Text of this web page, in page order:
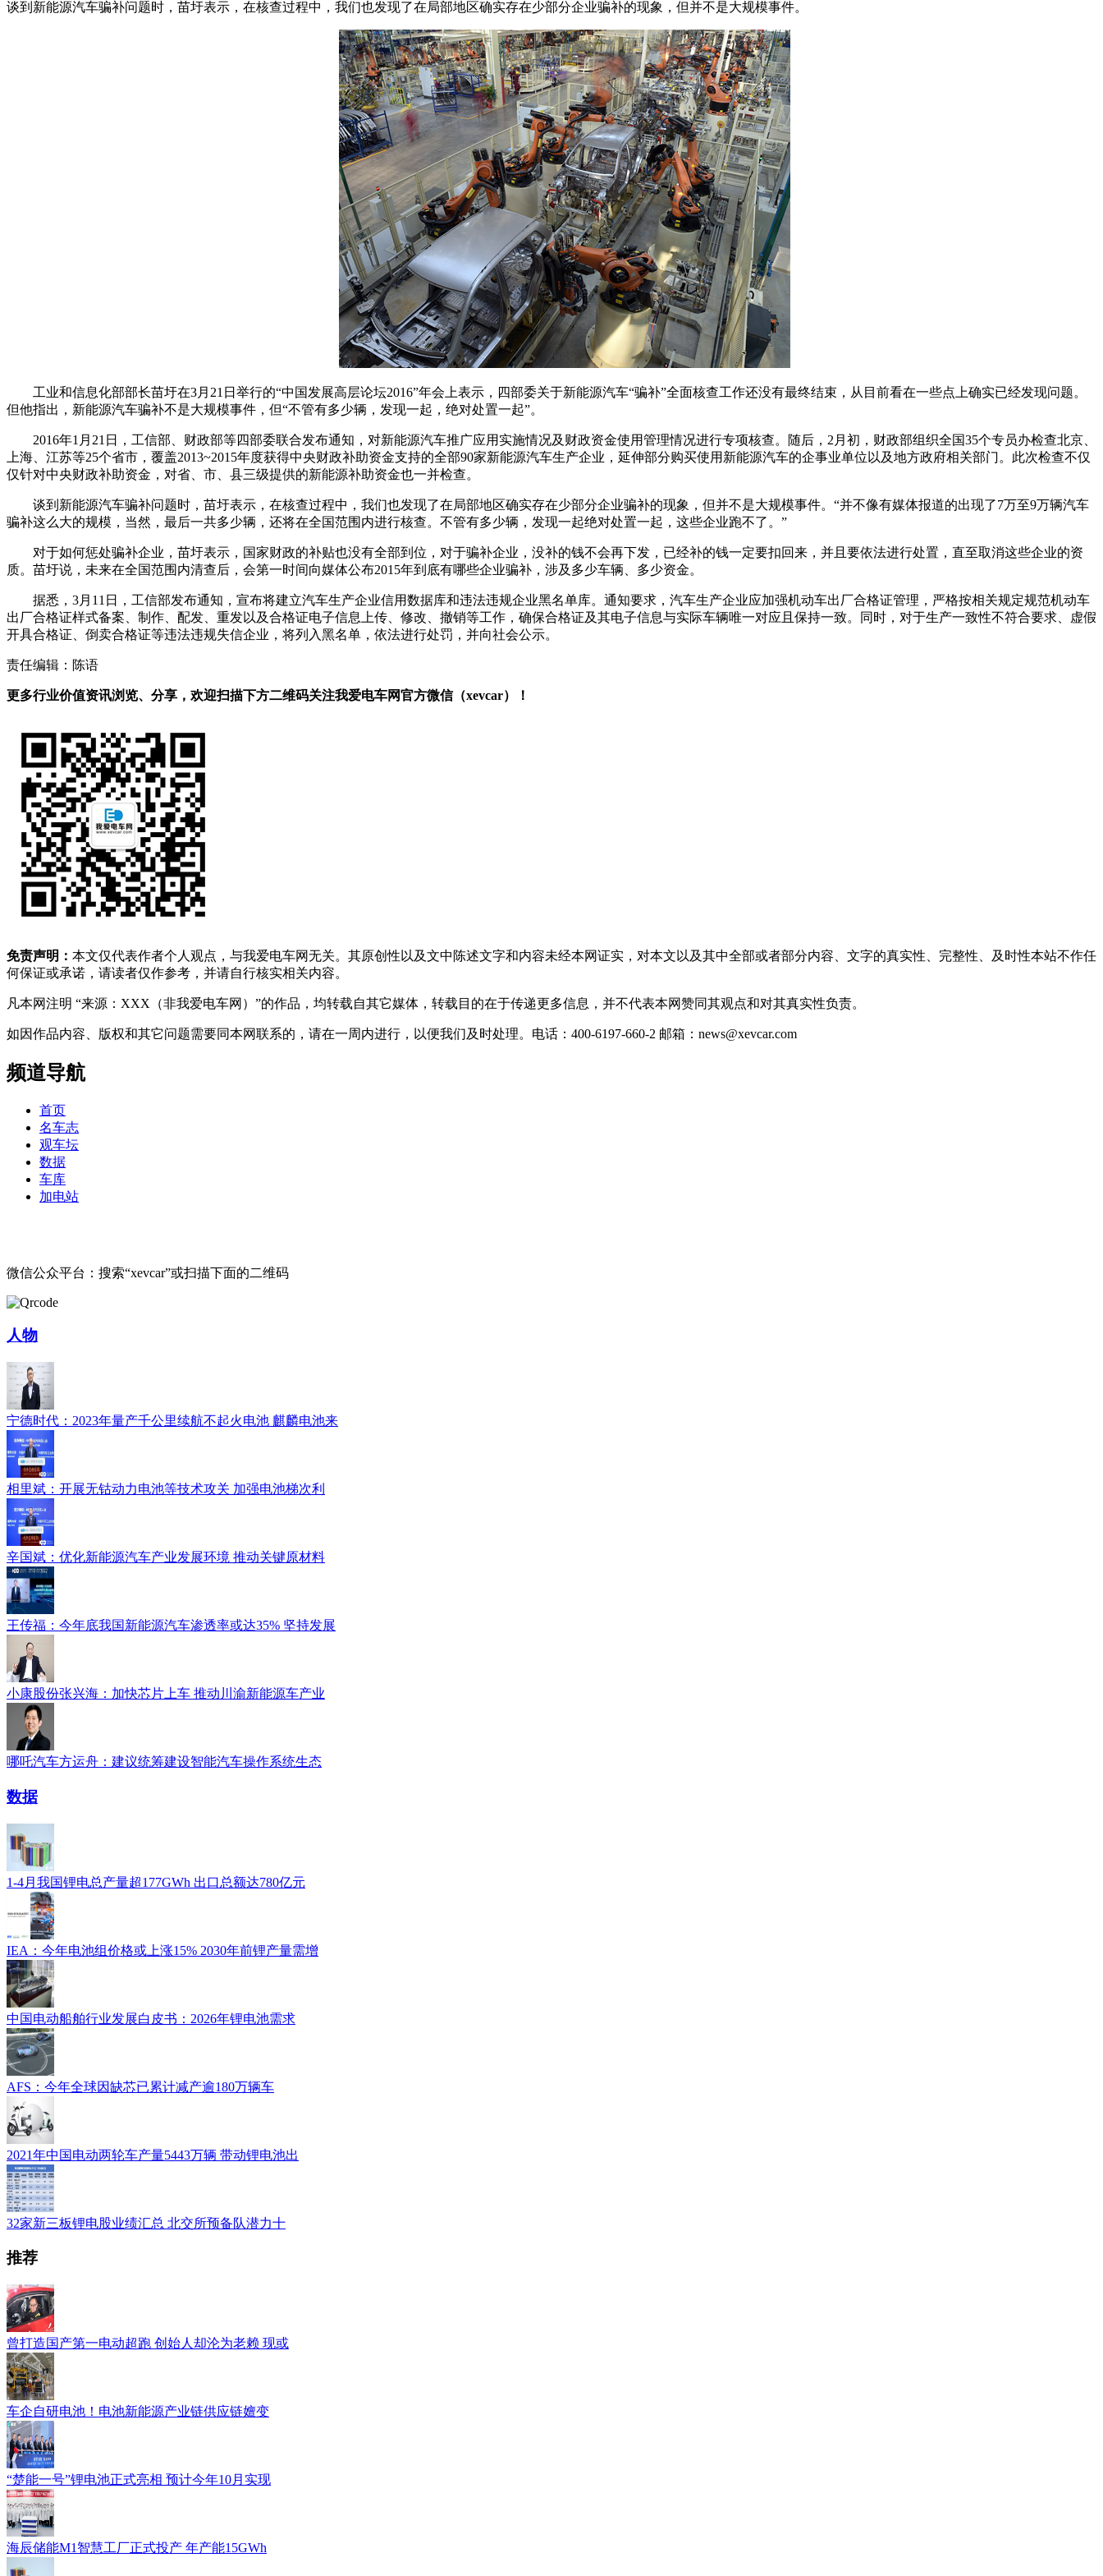
谈到新能源汽车骗补问题时，苗圩表示，在核查过程中，我们也发现了在局部地区确实存在少部分企业骗补的现象，但并不是大规模事件。
工业和信息化部部长苗圩在3月21日举行的“中国发展高层论坛2016”年会上表示，四部委关于新能源汽车“骗补”全面核查工作还没有最终结束，从目前看在一些点上确实已经发现问题。
但他指出，新能源汽车骗补不是大规模事件，但“不管有多少辆，发现一起，绝对处置一起”。
2016年1月21日，工信部、财政部等四部委联合发布通知，对新能源汽车推广应用实施情况及财政资金使用管理情况进行专项核查。随后，2月初，财政部组织全国35个专员办检查北京、
上海、江苏等25个省市，覆盖2013~2015年度获得中央财政补助资金支持的全部90家新能源汽车生产企业，延伸部分购买使用新能源汽车的企事业单位以及地方政府相关部门。此次检查不仅
仅针对中央财政补助资金，对省、市、县三级提供的新能源补助资金也一并检查。
谈到新能源汽车骗补问题时，苗圩表示，在核查过程中，我们也发现了在局部地区确实存在少部分企业骗补的现象，但并不是大规模事件。“并不像有媒体报道的出现了7万至9万辆汽车
骗补这么大的规模，当然，最后一共多少辆，还将在全国范围内进行核查。不管有多少辆，发现一起绝对处置一起，这些企业跑不了。”
对于如何惩处骗补企业，苗圩表示，国家财政的补贴也没有全部到位，对于骗补企业，没补的钱不会再下发，已经补的钱一定要扣回来，并且要依法进行处置，直至取消这些企业的资
质。苗圩说，未来在全国范围内清查后，会第一时间向媒体公布2015年到底有哪些企业骗补，涉及多少车辆、多少资金。
据悉，3月11日，工信部发布通知，宣布将建立汽车生产企业信用数据库和违法违规企业黑名单库。通知要求，汽车生产企业应加强机动车出厂合格证管理，严格按相关规定规范机动车
出厂合格证样式备案、制作、配发、重发以及合格证电子信息上传、修改、撤销等工作，确保合格证及其电子信息与实际车辆唯一对应且保持一致。同时，对于生产一致性不符合要求、虚假
开具合格证、倒卖合格证等违法违规失信企业，将列入黑名单，依法进行处罚，并向社会公示。
责任编辑：陈语
更多行业价值资讯浏览、分享，欢迎扫描下方二维码关注我爱电车网官方微信（xevcar）！
免责声明： 本文仅代表作者个人观点，与我爱电车网无关。其原创性以及文中陈述文字和内容未经本网证实，对本文以及其中全部或者部分内容、文字的真实性、完整性、及时性本站不作任
何保证或承诺，请读者仅作参考，并请自行核实相关内容。
凡本网注明 “来源：XXX（非我爱电车网）”的作品，均转载自其它媒体，转载目的在于传递更多信息，并不代表本网赞同其观点和对其真实性负责。
如因作品内容、版权和其它问题需要同本网联系的，请在一周内进行，以便我们及时处理。电话：400-6197-660-2 邮箱：news@xevcar.com
频道导航
首页
名车志
观车坛
数据
车库
加电站
微信公众平台：搜索“xevcar”或扫描下面的二维码
人物
宁德时代：2023年量产千公里续航不起火电池 麒麟电池来
相里斌：开展无钴动力电池等技术攻关 加强电池梯次利
辛国斌：优化新能源汽车产业发展环境 推动关键原材料
王传福：今年底我国新能源汽车渗透率或达35% 坚持发展
小康股份张兴海：加快芯片上车 推动川渝新能源车产业
哪吒汽车方运舟：建议统筹建设智能汽车操作系统生态
数据
1-4月我国锂电总产量超177GWh 出口总额达780亿元
IEA：今年电池组价格或上涨15% 2030年前锂产量需增
中国电动船舶行业发展白皮书：2026年锂电池需求
AFS：今年全球因缺芯已累计减产逾180万辆车
2021年中国电动两轮车产量5443万辆 带动锂电池出
32家新三板锂电股业绩汇总 北交所预备队潜力十
推荐
曾打造国产第一电动超跑 创始人却沦为老赖 现或
车企自研电池！电池新能源产业链供应链嬗变
“楚能一号”锂电池正式亮相 预计今年10月实现
海辰储能M1智慧工厂正式投产 年产能15GWh